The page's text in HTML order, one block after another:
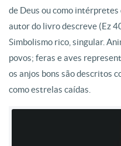
de Deus ou como
autor do livro descreve (Ez
Simbolismo rico, singular.
povos; feras e aves
os anjos bons são descritos
como estrelas caídas.